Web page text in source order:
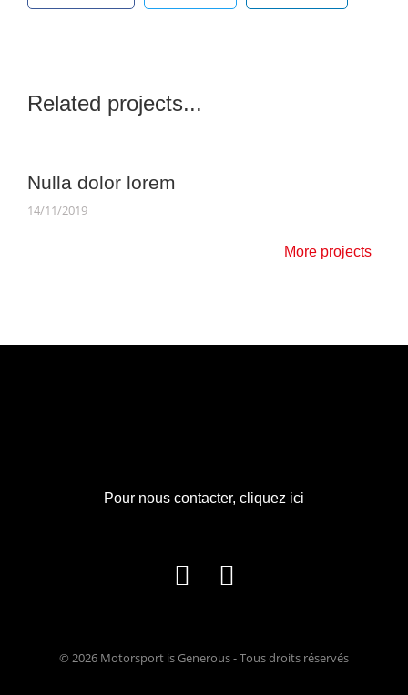
Related projects...
Nulla dolor lorem
14/11/2019
More projects
Pour nous contacter, cliquez ici
© 2026 Motorsport is Generous - Tous droits réservés